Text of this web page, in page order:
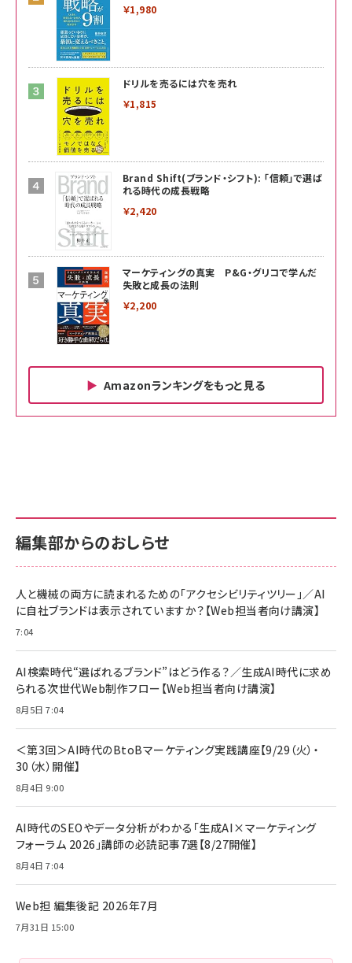
￥1,980
ドリルを売るには穴を売れ
￥1,815
Brand Shift(ブランド・シフト): 「信頼」で選ば
れる時代の成長戦略
￥2,420
マーケティングの真実 P&G・グリコで学んだ
失敗と成長の法則
￥2,200
Amazonランキングをもっと見る
￥880
anan(アンアン)2026/06/24号 No.2500増刊
スペシャルエディション[王道エンタメの矜持／
￥1,100
年後半、あなたの恋と運命／山田涼介]
￥880
Amazonランキングをもっと見る
サポート正規品 メーカー保証5年 KLMEA128G
NIMASO ガラスフィルム iPhone 17 用 保護フィ
すい ガイド枠付き いPhone17 (6.3インチ) 対応
2枚セット DSP25F1698
￥1,599
【New】Amazon Fire TV Stick HD | 手軽にスト
レイヤー
￥6,980
Anker Soundcore P31i (Bluetooth 6.1) 【完
全ワイヤレスイヤホン/アクティブノイズキャンセリ
ング/マルチポイント接続 / 最大50時間再生 / PSE
Anker PowerLine III Flow USB-C & USB-C
ケーブル Anker絡まないケーブル 240W 結束バン
ド付き USB PD対応 シリコン素材採用 iPhone
17 / 16 / 15 / Galaxy iPad Pro MacBook
Amazonランキングをもっと見る
サポート正規品 メーカー保証5年 KLMEA128G
Amazon eギフトカード - Amazonロゴ - クラ
￥5,000
ケーブル Anker絡まないケーブル 240W 結束バン
17 / 16 / 15 / Galaxy iPad Pro MacBook
Pro/Air 各種対応 (1.8m ミッドナイトブラック)
￥1,890
キャンペーン】
￥4,857
編集部からのおしらせ
人と機械の両方に読まれるための「アクセシビリティツリー」／AI
に自社ブランドは表示されていますか？【Web担当者向け講演】
7:04
AI検索時代“選ばれるブランド”はどう作る？／生成AI時代に求め
られる次世代Web制作フロー【Web担当者向け講演】
8月5日 7:04
＜第3回＞AI時代のBtoBマーケティング実践講座【9/29（火）・
30（水）開催】
8月4日 9:00
AI時代のSEOやデータ分析がわかる「生成AI×マーケティング
フォーラム 2026」講師の必読記事7選【8/27開催】
8月4日 7:04
Web担 編集後記 2026年7月
7月31日 15:00